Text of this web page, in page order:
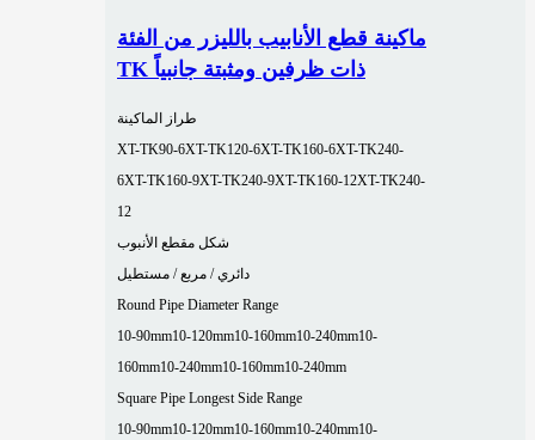
ماكينة قطع الأنابيب بالليزر من الفئة
TK ذات ظرفين ومثبتة جانبياً
طراز الماكينة
XT-TK90-6XT-TK120-6XT-TK160-6XT-TK240-
6XT-TK160-9XT-TK240-9XT-TK160-12XT-TK240-
12
شكل مقطع الأنبوب
دائري / مربع / مستطيل
Round Pipe Diameter Range
10-90mm10-120mm10-160mm10-240mm10-
160mm10-240mm10-160mm10-240mm
Square Pipe Longest Side Range
10-90mm10-120mm10-160mm10-240mm10-